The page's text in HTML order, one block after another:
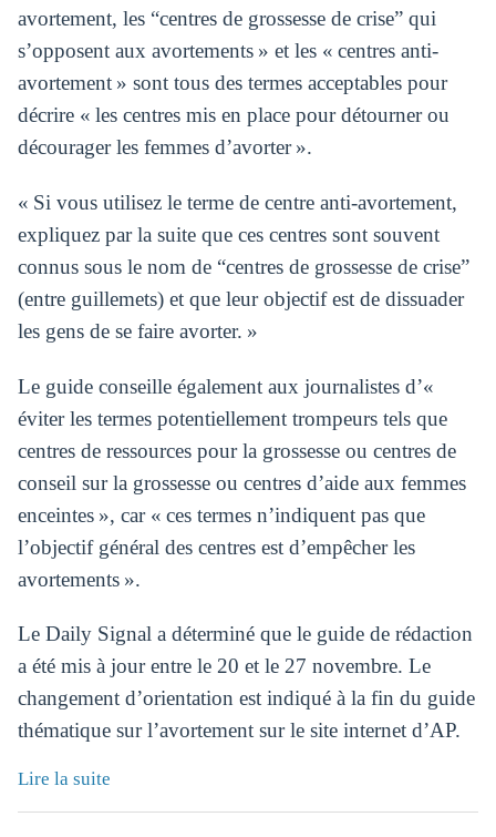
avortement, les “centres de grossesse de crise” qui
s’opposent aux avortements » et les « centres anti-
avortement » sont tous des termes acceptables pour
décrire « les centres mis en place pour détourner ou
décourager les femmes d’avorter ».
« Si vous utilisez le terme de centre anti-avortement,
expliquez par la suite que ces centres sont souvent
connus sous le nom de “centres de grossesse de crise”
(entre guillemets) et que leur objectif est de dissuader
les gens de se faire avorter. »
Le guide conseille également aux journalistes d’«
éviter les termes potentiellement trompeurs tels que
centres de ressources pour la grossesse ou centres de
conseil sur la grossesse ou centres d’aide aux femmes
enceintes », car « ces termes n’indiquent pas que
l’objectif général des centres est d’empêcher les
avortements ».
Le Daily Signal a déterminé que le guide de rédaction
a été mis à jour entre le 20 et le 27 novembre. Le
changement d’orientation est indiqué à la fin du guide
thématique sur l’avortement sur le site internet d’AP.
Lire la suite